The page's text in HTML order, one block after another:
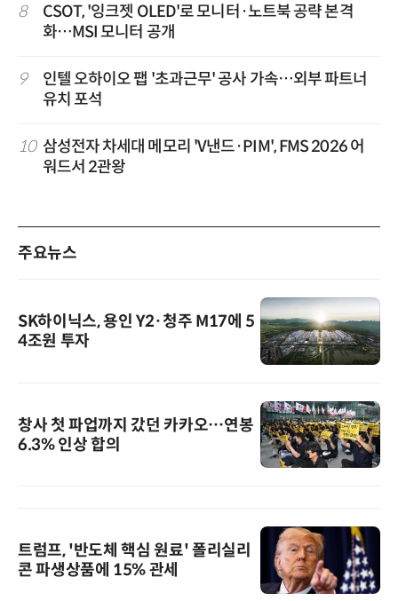
8
CSOT, '잉크젯 OLED'로 모니터·노트북 공략 본격
화…MSI 모니터 공개
9
인텔 오하이오 팹 '초과근무' 공사 가속…외부 파트너
유치 포석
10 삼성전자 차세대 메모리 'V낸드·PIM', FMS 2026 어
워드서 2관왕
주요뉴스
SK하이닉스, 용인 Y2·청주 M17에 5
4조원 투자
창사 첫 파업까지 갔던 카카오…연봉
6.3% 인상 합의
트럼프, '반도체 핵심 원료' 폴리실리
콘 파생상품에 15% 관세